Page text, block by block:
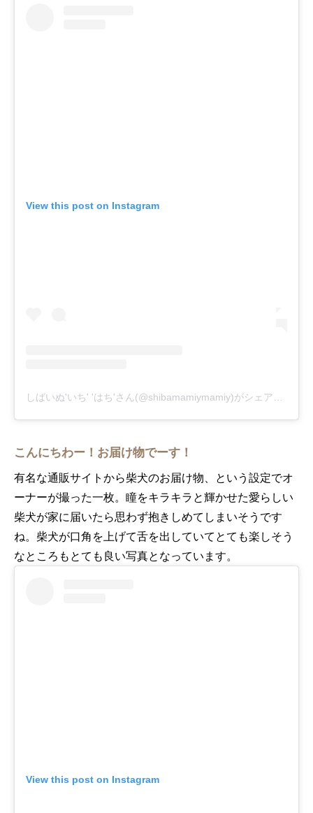
View this post on Instagram
こんにちわー！お届け物でーす！
有名な通販サイトから柴犬のお届け物、という設定でオ
ーナーが撮った一枚。瞳をキラキラと輝かせた愛らしい
柴犬が家に届いたら思わず抱きしめてしまいそうです
ね。柴犬が口角を上げて舌を出していてとても楽しそう
なところもとても良い写真となっています。
View this post on Instagram